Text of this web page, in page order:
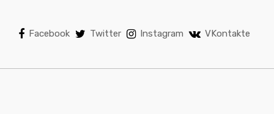
Facebook Twitter Instagram VKontakte